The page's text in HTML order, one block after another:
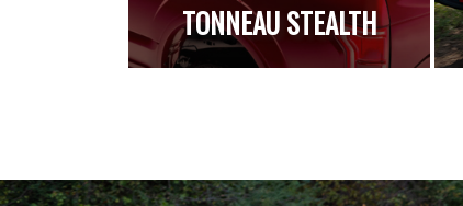
TONNEAU STEALTH